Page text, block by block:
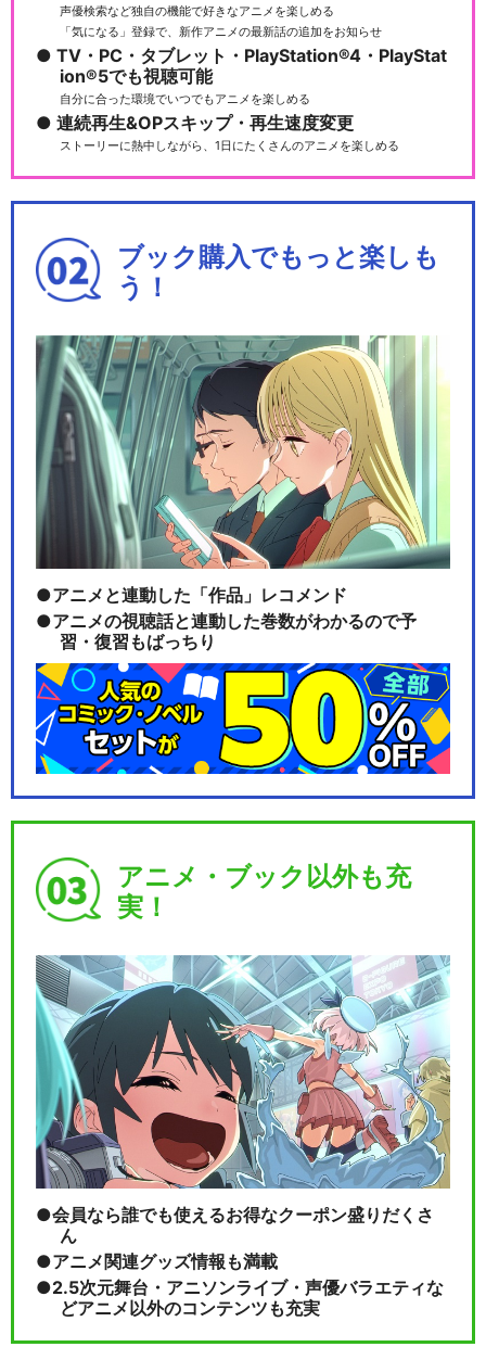
劇場版 Fate/Grand Order -
Fate/Grand Carnival 2nd…
【男性マスター】Fate/Gran
d Orde…
【女性マスター】Fate/Gran
d Orde…
【男性マスター】Fate/Gran
d Orde…
【女性マスター】Fate/Gran
d Orde…
【男性マスター】Fate/Gran
d Orde…
閉じる
声優検索など独自の機能で好きなアニメを楽しめる
「気になる」登録で、新作アニメの最新話の追加をお知らせ
TV・PC・タブレット・PlayStation®4・PlayStat
ion®5でも視聴可能
自分に合った環境でいつでもアニメを楽しめる
連続再生&OPスキップ・再生速度変更
ストーリーに熱中しながら、1日にたくさんのアニメを楽しめる
ブック購入でもっと楽しも
う！
アニメと連動した「作品」レコメンド
アニメの視聴話と連動した巻数がわかるので予
習・復習もばっちり
アニメ・ブック以外も充
実！
会員なら誰でも使えるお得なクーポン盛りだくさ
ん
アニメ関連グッズ情報も満載
2.5次元舞台・アニソンライブ・声優バラエティな
どアニメ以外のコンテンツも充実